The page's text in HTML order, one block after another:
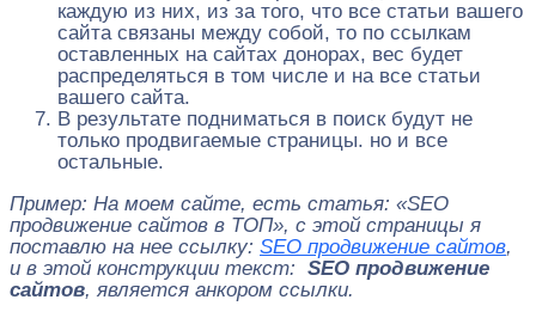
каждую из них, из за того, что все статьи вашего
сайта связаны между собой, то по ссылкам
оставленных на сайтах донорах, вес будет
распределяться в том числе и на все статьи
вашего сайта.
В результате подниматься в поиск будут не
только продвигаемые страницы. но и все
остальные.
Пример: На моем сайте, есть статья: «SEO
продвижение сайтов в ТОП», с этой страницы я
поставлю на нее ссылку: SEO продвижение сайтов,
и в этой конструкции текст: SEO продвижение
сайтов, является анкором ссылки.